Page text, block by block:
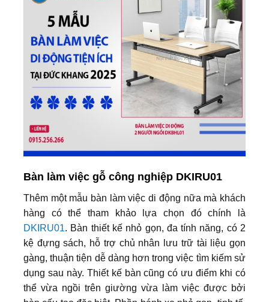
Bàn làm việc gỗ công nghiệp DKIRU01
Thêm một mẫu bàn làm việc di động nữa mà khách
hàng có thể tham khảo lựa chọn đó chính là
DKIRU01. Bàn thiết kế nhỏ gọn, đa tính năng, có 2
kệ đựng sách, hỗ trợ chủ nhân lưu trữ tài liệu gọn
gàng, thuận tiện dễ dàng hơn trong việc tìm kiếm sử
dụng sau này. Thiết kế bàn cũng có ưu điểm khi có
thể vừa ngồi trên giường vừa làm việc được bởi